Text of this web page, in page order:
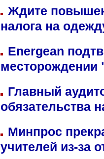
Ждите
налога на
Energean
Главный
обязательства
Минпрос
учителей из-за